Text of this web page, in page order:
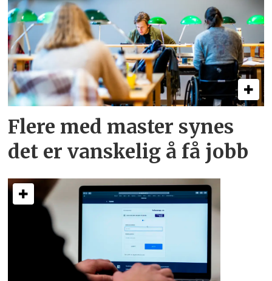
Flere med master synes
det er vanskelig å få jobb